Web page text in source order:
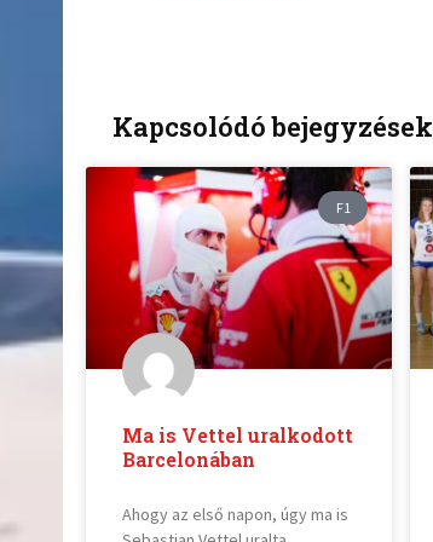
Kapcsolódó bejegyzések
F1
Ma is Vettel uralkodott
Barcelonában
Ahogy az első napon, úgy ma is